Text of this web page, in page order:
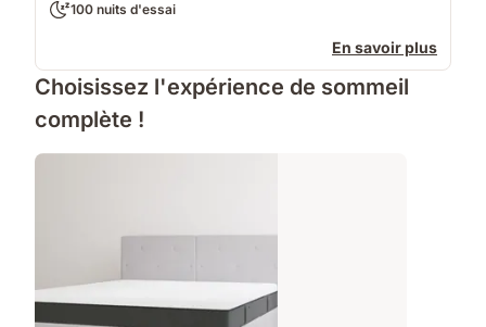
100 nuits d'essai
En savoir plus
Choisissez l'expérience de sommeil
complète !